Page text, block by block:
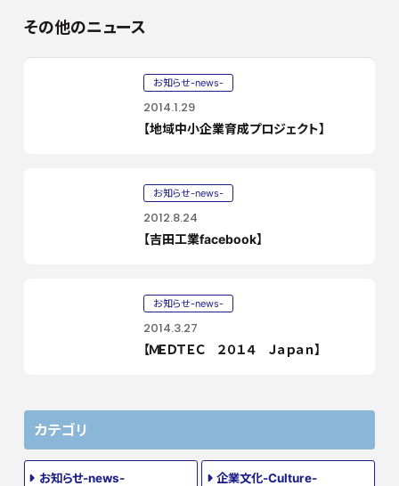
その他のニュース
お知らせ-news-
2014.1.29
【地域中小企業育成プロジェクト】
お知らせ-news-
2012.8.24
【吉田工業facebook】
お知らせ-news-
2014.3.27
【ＭＥＤＴＥＣ ２０１４ Ｊａｐａｎ】
カテゴリ
お知らせ-news- 企業文化-Culture-